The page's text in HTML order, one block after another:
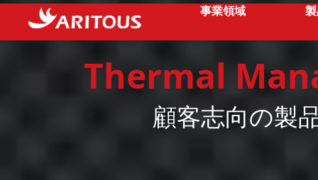
事業領域
Thermal
顧客志向の製